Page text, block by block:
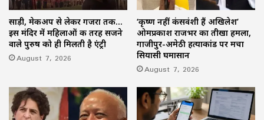
साड़ी, मेकअप से लेकर गजरा तक…
इस मंदिर में महिलाओं की तरह सजने
वाले पुरुष को ही मिलती है एंट्री
August 7, 2026
‘कृष्ण नहीं कंसवंशी हैं अखिलेश’
ओमप्रकाश राजभर का तीखा हमला,
गाजीपुर-अमेठी हत्याकांड पर मचा
सियासी घमासान
August 7, 2026